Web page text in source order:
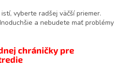
vyberte radšej väčší priemer.
a nebudete mať problémy
chráničky pre